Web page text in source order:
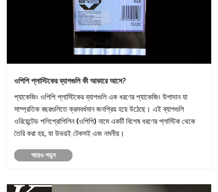
ওপিপি প্লাস্টিকের ব্যাগগুলি কী আকারে আসে?
প্যাকেজিং ওপিপি প্লাস্টিকের ব্যাগগুলি এক ধরণের প্যাকেজিং উপাদান যা
সাম্প্রতিক বছরগুলিতে ক্রমবর্ধমান জনপ্রিয় হয়ে উঠেছে। এই ব্যাগগুলি
ওরিয়েন্টেড পলিপ্রোপিলিন (ওপিপি) নামে একটি বিশেষ ধরণের প্লাস্টিক থেকে
তৈরি করা হয়, যা উভয়ই টেকসই এবং নমনীয়।
আরও পড়ুন